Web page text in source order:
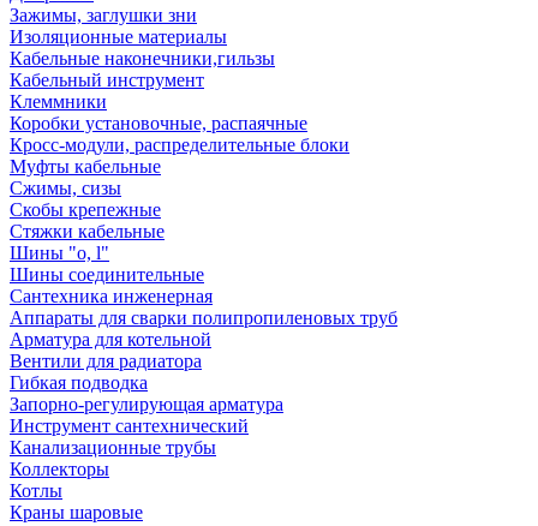
Зажимы, заглушки зни
Изоляционные материалы
Кабельные наконечники,гильзы
Кабельный инструмент
Клеммники
Коробки установочные, распаячные
Кросс-модули, распределительные блоки
Муфты кабельные
Сжимы, сизы
Скобы крепежные
Стяжки кабельные
Шины "o, l"
Шины соединительные
Сантехника инженерная
Аппараты для сварки полипропиленовых труб
Арматура для котельной
Вентили для радиатора
Гибкая подводка
Запорно-регулирующая арматура
Инструмент сантехнический
Канализационные трубы
Коллекторы
Котлы
Краны шаровые